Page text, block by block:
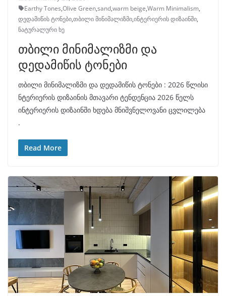
Earthy Tones,Olive Green,sand,warm beige,Warm Minimalism,
დედამიწის ტონები,თბილი მინიმალიზმი,ინტერიერის დიზაინში,
ნატურალური ხე
თბილი მინიმალიზმი და
დედამიწის ტონები
თბილი მინიმალიზმი და დედამიწის ტონები : 2026 წლისი
ნტერიერის დიზაინის მთავარი ტენდენცია 2026 წელს
ინტერიერის დიზაინში ხდება მნიშვნელოვანი ცვლილება
.
Read More